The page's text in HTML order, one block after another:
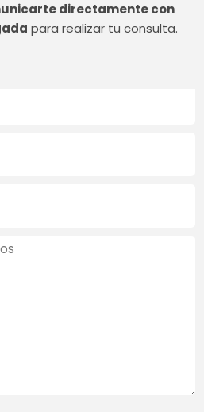
directamente con
para realizar tu consulta.